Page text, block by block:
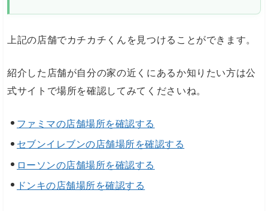
上記の店舗でカチカチくんを見つけることができます。
紹介した店舗が自分の家の近くにあるか知りたい方は公
式サイトで場所を確認してみてくださいね。
ファミマの店舗場所を確認する
セブンイレブンの店舗場所を確認する
ローソンの店舗場所を確認する
ドンキの店舗場所を確認する